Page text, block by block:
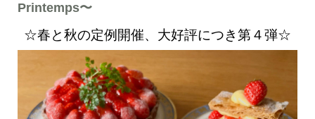
Printemps〜
☆春と秋の定例開催、大好評につき第４弾☆